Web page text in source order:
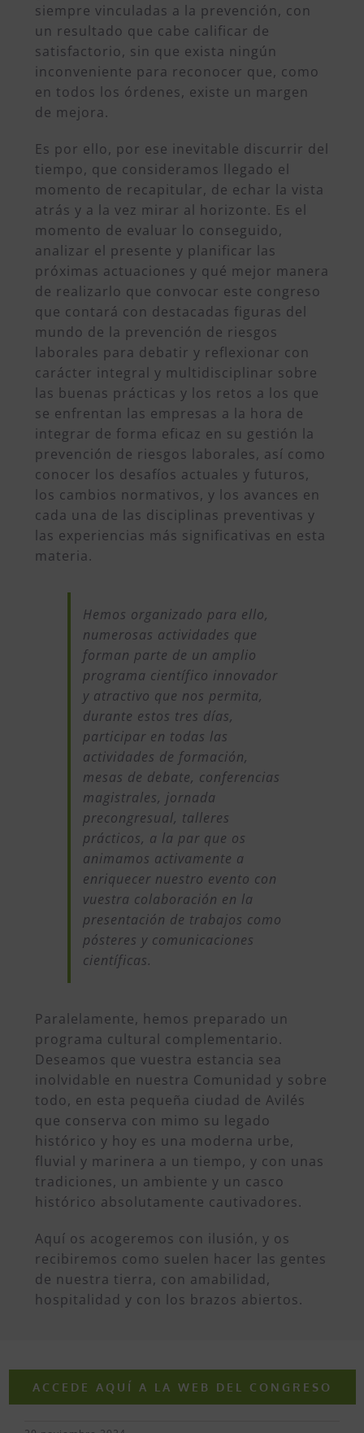
siempre vinculadas a la prevención, con
un resultado que cabe calificar de
satisfactorio, sin que exista ningún
inconveniente para reconocer que, como
en todos los órdenes, existe un margen
de mejora.
Es por ello, por ese inevitable discurrir del
tiempo, que consideramos llegado el
momento de recapitular, de echar la vista
atrás y a la vez mirar al horizonte. Es el
momento de evaluar lo conseguido,
analizar el presente y planificar las
próximas actuaciones y qué mejor manera
de realizarlo que convocar este congreso
que contará con destacadas figuras del
mundo de la prevención de riesgos
laborales para debatir y reflexionar con
carácter integral y multidisciplinar sobre
las buenas prácticas y los retos a los que
se enfrentan las empresas a la hora de
integrar de forma eficaz en su gestión la
prevención de riesgos laborales, así como
conocer los desafíos actuales y futuros,
los cambios normativos, y los avances en
cada una de las disciplinas preventivas y
las experiencias más significativas en esta
materia.
Hemos organizado para ello,
numerosas actividades que
forman parte de un amplio
programa científico innovador
y atractivo que nos permita,
durante estos tres días,
participar en todas las
actividades de formación,
mesas de debate, conferencias
magistrales, jornada
precongresual, talleres
prácticos, a la par que os
animamos activamente a
enriquecer nuestro evento con
vuestra colaboración en la
presentación de trabajos como
pósteres y comunicaciones
científicas.
Paralelamente, hemos preparado un
programa cultural complementario.
Deseamos que vuestra estancia sea
inolvidable en nuestra Comunidad y sobre
todo, en esta pequeña ciudad de Avilés
que conserva con mimo su legado
histórico y hoy es una moderna urbe,
fluvial y marinera a un tiempo, y con unas
tradiciones, un ambiente y un casco
histórico absolutamente cautivadores.
Aquí os acogeremos con ilusión, y os
recibiremos como suelen hacer las gentes
de nuestra tierra, con amabilidad,
hospitalidad y con los brazos abiertos.
ACCEDE AQUÍ A LA WEB DEL CONGRESO